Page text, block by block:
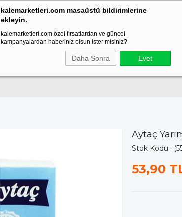
kalemarketleri.com masaüstü bildirimlerine
ekleyin.
kalemarketleri.com özel fırsatlardan ve güncel
kampanyalardan haberiniz olsun ister misiniz?
Daha Sonra Evet
Aytaç
Stok Kodu
53,90